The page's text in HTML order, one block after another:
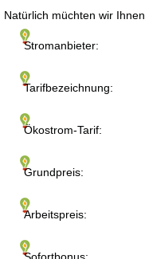
Stromanbieter:
Tarifbezeichnung:
Ökostrom-Tarif:
Grundpreis:
Arbeitspreis:
Natürlich müchten wir Ihnen